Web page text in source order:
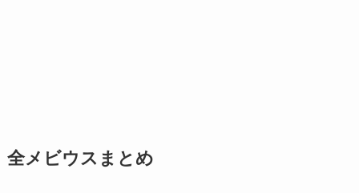
全メビウスまとめ